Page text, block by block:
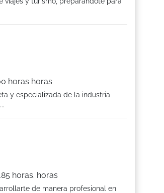
horas horas
y especializada de la industria
horas. horas
de manera profesional en